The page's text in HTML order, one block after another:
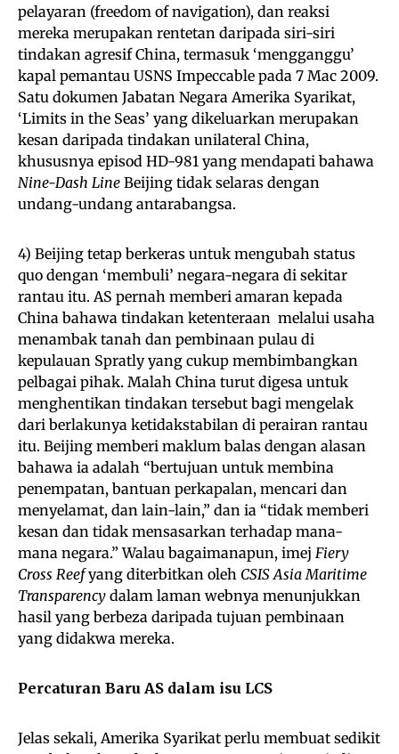
pelayaran (freedom of navigation), dan reaksi
mereka merupakan rentetan daripada siri-siri
tindakan agresif China, termasuk ‘mengganggu’
kapal pemantau USNS Impeccable pada 7 Mac 2009.
Satu dokumen Jabatan Negara Amerika Syarikat,
‘Limits in the Seas’ yang dikeluarkan merupakan
kesan daripada tindakan unilateral China,
khususnya episod HD-981 yang mendapati bahawa
Nine-Dash Line Beijing tidak selaras dengan
undang-undang antarabangsa.
4) Beijing tetap berkeras untuk mengubah status
quo dengan ‘membuli’ negara-negara di sekitar
rantau itu. AS pernah memberi amaran kepada
China bahawa tindakan ketenteraan melalui usaha
menambak tanah dan pembinaan pulau di
kepulauan Spratly yang cukup membimbangkan
pelbagai pihak. Malah China turut digesa untuk
menghentikan tindakan tersebut bagi mengelak
dari berlakunya ketidakstabilan di perairan rantau
itu. Beijing memberi maklum balas dengan alasan
bahawa ia adalah “bertujuan untuk membina
penempatan, bantuan perkapalan, mencari dan
menyelamat, dan lain-lain,” dan ia “tidak memberi
kesan dan tidak mensasarkan terhadap mana-
mana negara.” Walau bagaimanapun, imej Fiery
Cross Reefyang diterbitkan oleh CSIS Asia Maritime
Transparency dalam laman webnya menunjukkan
hasil yang berbeza daripada tujuan pembinaan
yang didakwa mereka.
Percaturan Baru AS dalam isu LCS
Jelas sekali, Amerika Syarikat perlu membuat sedikit